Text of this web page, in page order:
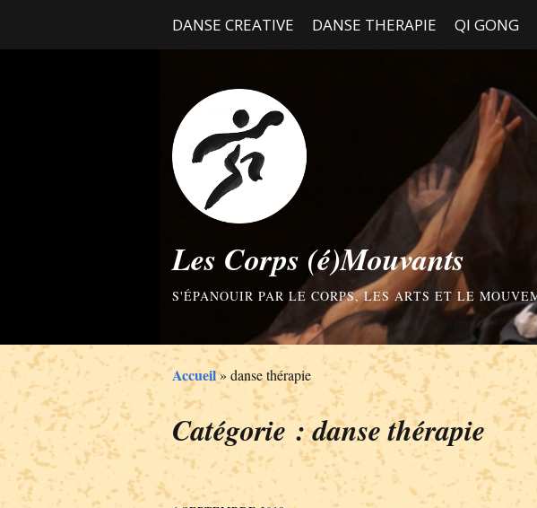
DANSE CREATIVE DANSE THERAPIE QI GONG
Les Corps (é)Mouvants
S'ÉPANOUIR PAR LE CORPS, LES ARTS ET LE
Accueil» danse thérapie
Catégorie :danse thérapie